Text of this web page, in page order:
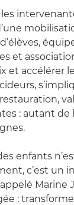
les
et
et accélérer
: autant de
enfants
c’est un
Marine
: